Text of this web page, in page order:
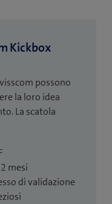
Kickbox
possono
la loro idea
La scatola
mesi
di validazione